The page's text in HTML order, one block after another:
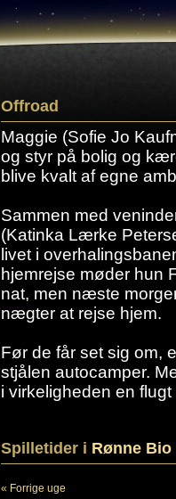
Offroad
Maggie (Sofie Jo
og styr på bolig og
blive kvalt af egne
Sammen med
(Katinka Lærke
livet i
hjemrejse møder hun
nat, men næste
nægter at rejse hjem.
Før de får set sig om,
stjålen autocamper.
i virkeligheden en
Spilletider i Rønne Bio
« Forrige uge